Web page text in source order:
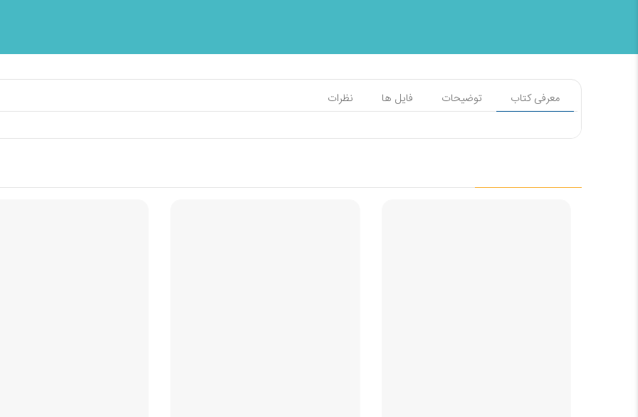
معرفی کتاب توضیحات فایل ها نظرات